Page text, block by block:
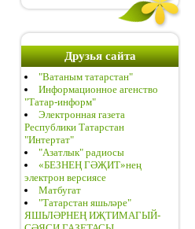
Друзья сайта
"Ватаным татарстан"
Информационное агенство
"Татар-информ"
Электронная газета
Республики Татарстан
"Интертат"
"Азатлык" радиосы
«БЕЗНЕҢ ГӘҖИТ»нең
электрон версиясе
Матбугат
"Татарстан яшьләре"
ЯШЬЛӘРНЕҢ ИҖТИМАГЫЙ-